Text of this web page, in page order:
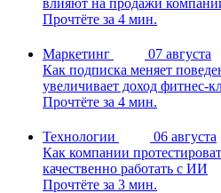
Прочтёте за 4 мин.
Маркетинг
07 августа
Как подписка меняет
увеличивает доход фитнес-
Прочтёте за 4 мин.
Технологии
06 августа
Как компании
качественно работать с ИИ
Прочтёте за 3 мин.